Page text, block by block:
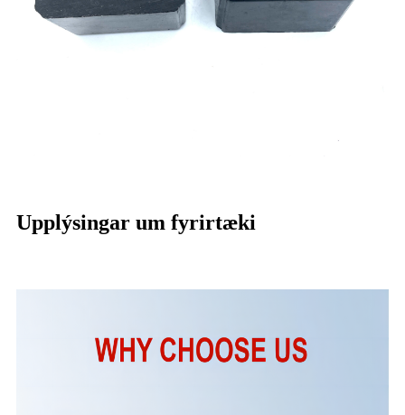
Upplýsingar um fyrirtæki